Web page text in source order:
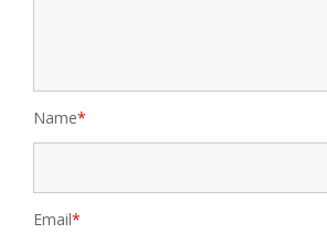
Name*
Email*